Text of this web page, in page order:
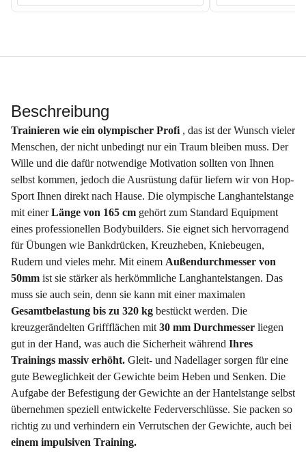
Beschreibung
Trainieren wie ein olympischer Profi , das ist der Wunsch vieler
Menschen, der nicht unbedingt nur ein Traum bleiben muss. Der
Wille und die dafür notwendige Motivation sollten von Ihnen
selbst kommen, jedoch die Ausrüstung dafür liefern wir von Hop-
Sport Ihnen direkt nach Hause. Die olympische Langhantelstange
mit einerLänge von 165 cm gehört zum Standard Equipment
eines professionellen Bodybuilders. Sie eignet sich hervorragend
für Übungen wie Bankdrücken, Kreuzheben, Kniebeugen,
Rudern und vieles mehr. Mit einem Außendurchmesser von
50mm ist sie stärker als herkömmliche Langhantelstangen. Das
muss sie auch sein, denn sie kann mit einer maximalen
Gesamtbelastung bis zu 320 kg bestückt werden. Die
kreuzgerändelten Griffflächen mit 30 mm Durchmesser liegen
gut in der Hand, was auch die Sicherheit während Ihres
Trainings massiv erhöht. Gleit- und Nadellager sorgen für eine
gute Beweglichkeit der Gewichte beim Heben und Senken. Die
Aufgabe der Befestigung der Gewichte an der Hantelstange selbst
übernehmen speziell entwickelte Federverschlüsse. Sie packen so
richtig zu und verhindern ein Verrutschen der Gewichte, auch bei
einem impulsiven Training.